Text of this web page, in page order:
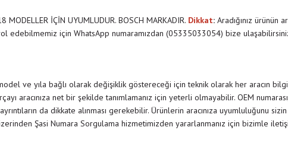
İÇİN UYUMLUDUR. BOSCH MARKADIR. Dikkat: Aradığınız ürünün
edebilmemiz için WhatsApp numaramızdan (05335033054) bize
ve yıla bağlı olarak değişiklik göstereceği için teknik olarak her aracın
aracınıza net bir şekilde tanımlamanız için yeterli olmayabilir. OEM
da dikkate alınması gerekebilir. Ürünlerin aracınıza uyumluluğunu
Şasi Numara Sorgulama hizmetimizden yararlanmanız için bizimle